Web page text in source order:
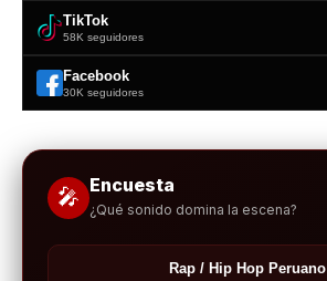
TikTok
58K seguidores
Facebook
30K seguidores
🎤 Encuesta
¿Qué sonido domina la escena?
Rap / Hip Hop Peruano